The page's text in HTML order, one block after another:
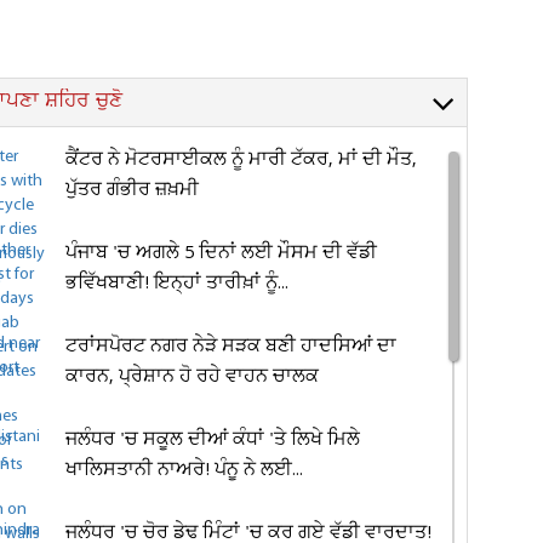
ਸ਼ਹਿਰ ਚੁਣੋ
ਕੈਂਟਰ ਨੇ ਮੋਟਰਸਾਈਕਲ ਨੂੰ ਮਾਰੀ ਟੱਕਰ, ਮਾਂ ਦੀ ਮੌਤ,
ਪੁੱਤਰ ਗੰਭੀਰ ਜ਼ਖ਼ਮੀ
ਪੰਜਾਬ 'ਚ ਅਗਲੇ 5 ਦਿਨਾਂ ਲਈ ਮੌਸਮ ਦੀ ਵੱਡੀ
ਭਵਿੱਖਬਾਣੀ! ਇਨ੍ਹਾਂ ਤਾਰੀਖ਼ਾਂ ਨੂੰ...
ਟਰਾਂਸਪੋਰਟ ਨਗਰ ਨੇੜੇ ਸੜਕ ਬਣੀ ਹਾਦਸਿਆਂ ਦਾ
ਕਾਰਨ, ਪ੍ਰੇਸ਼ਾਨ ਹੋ ਰਹੇ ਵਾਹਨ ਚਾਲਕ
ਜਲੰਧਰ 'ਚ ਸਕੂਲ ਦੀਆਂ ਕੰਧਾਂ 'ਤੇ ਲਿਖੇ ਮਿਲੇ
ਖਾਲਿਸਤਾਨੀ ਨਾਅਰੇ! ਪੰਨੂ ਨੇ ਲਈ...
ਜਲੰਧਰ 'ਚ ਚੋਰ ਡੇਢ ਮਿੰਟਾਂ 'ਚ ਕਰ ਗਏ ਵੱਡੀ ਵਾਰਦਾਤ!